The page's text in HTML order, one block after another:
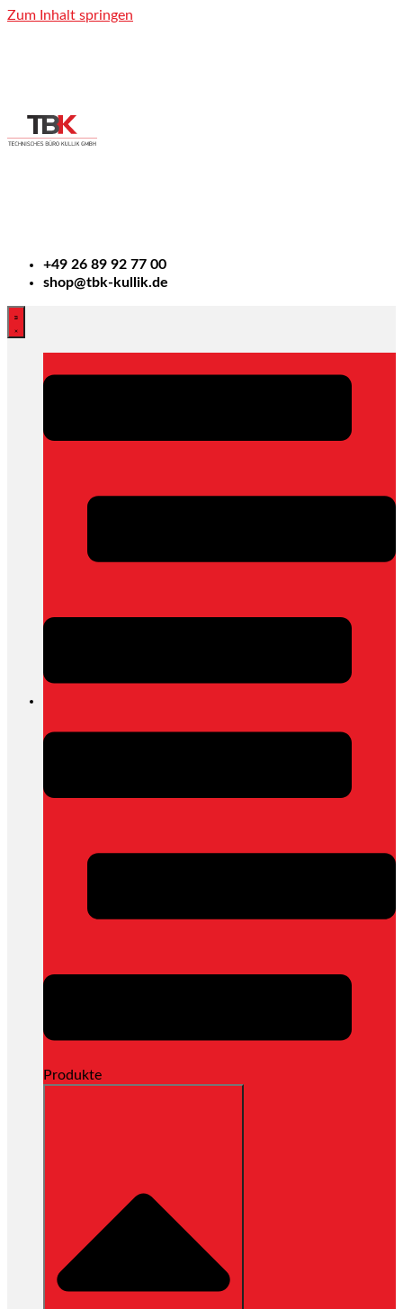
Zum Inhalt springen
+49 26 89 92 77 00
shop@tbk-kullik.de
Produkte